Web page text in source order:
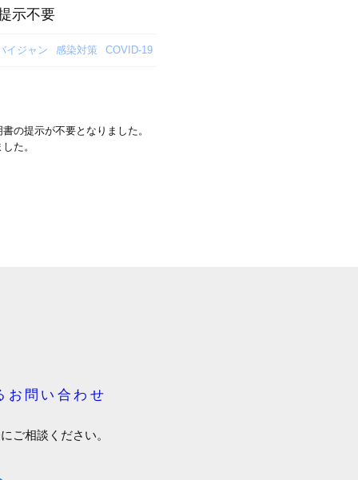
示不要
イジャン 感染対策 COVID-19
の提示が不要となりました。
た。
お問い合わせ
ご相談ください。